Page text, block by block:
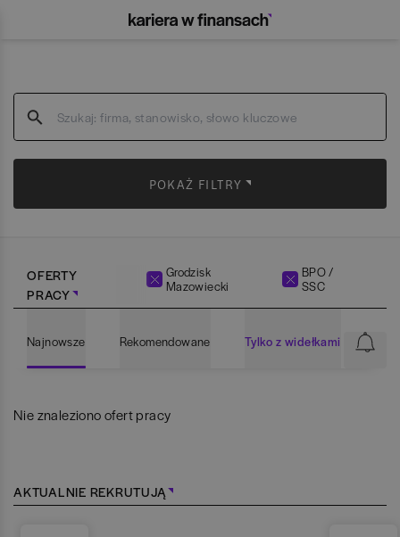
POKAŻ FILTRY
OFERTY
PRACY
Grodzisk
Mazowiecki
BPO /
SSC
Najnowsze Rekomendowane Tylko z widełkami
Nie znaleziono ofert pracy
AKTUALNIE REKRUTUJĄ